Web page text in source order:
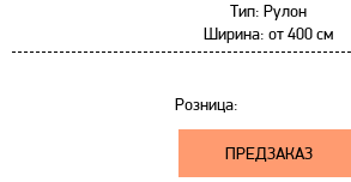
Тип: Рулон
Ширина: от400 см
Розница:
ПРЕДЗАКАЗ